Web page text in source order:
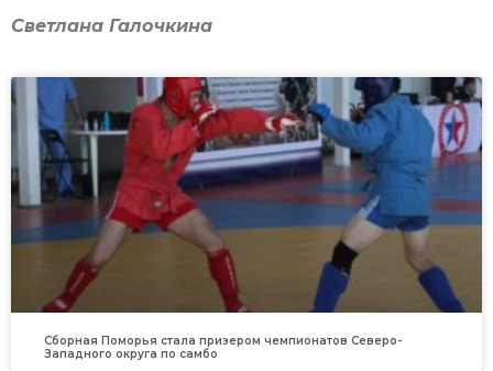
Светлана Галочкина
Сборная Поморья стала призером чемпионатов Северо-
Западного округа по самбо